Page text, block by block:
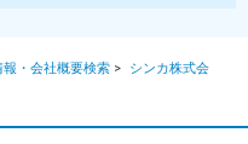
報・会社概要検索 >
シンカ株式会